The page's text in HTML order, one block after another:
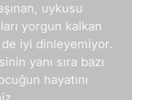
uykusu
yorgun kalkan
iyi dinleyemiyor.
yanı sıra bazı
hayatını